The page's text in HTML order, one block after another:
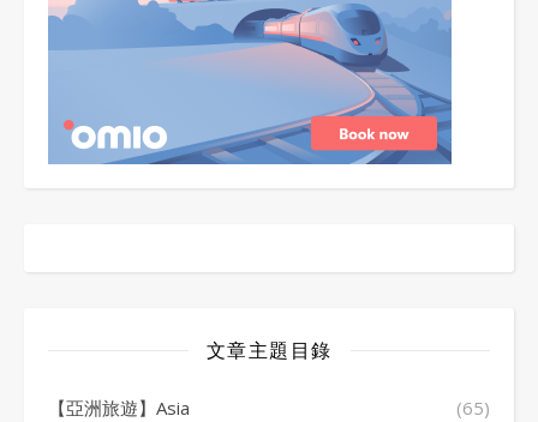
文章主題目錄
【亞洲旅遊】Asia (65)